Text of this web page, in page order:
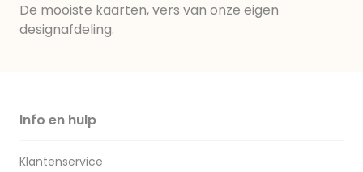
De mooiste kaarten, vers van onze eigen
designafdeling.
Info en hulp
Klantenservice